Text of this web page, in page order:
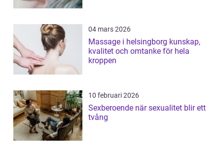
04 mars 2026
Massage i helsingborg kunskap,
kvalitet och omtanke för hela
kroppen
10 februari 2026
Sexberoende när sexualitet blir ett
tvång